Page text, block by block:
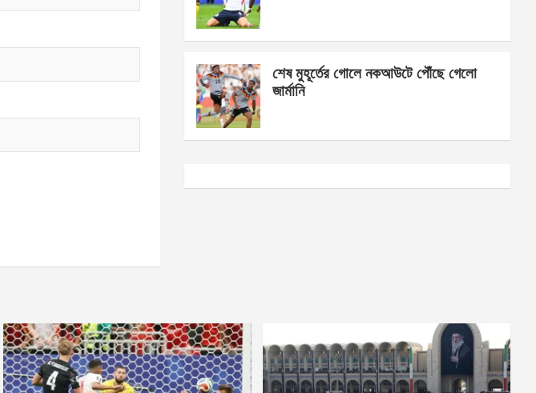
শেষ মুহূর্তের গোলে নকআউটে পৌঁছে গেলো
জার্মানি